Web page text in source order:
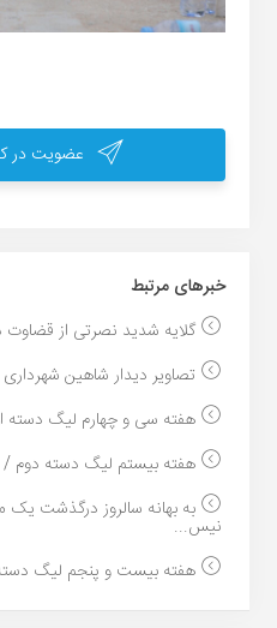
عضویت در
خبر‌های مرتبط
گلایه شدید نصرتی از قضاوت
تصاویر دیدار شاهین
هفته سی و چهارم لیگ دسته اول/
هفته بیستم لیگ دسته دوم / شهداری
به بهانه سالروز درگذشت
نیس...
هفته بیست و پنجم لیگ دسته